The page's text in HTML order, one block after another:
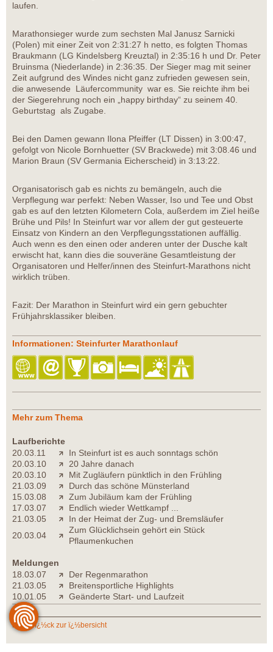
laufen.
Marathonsieger wurde zum sechsten Mal Janusz Sarnicki
(Polen) mit einer Zeit von 2:31:27 h netto, es folgten Thomas
Braukmann (LG Kindelsberg Kreuztal) in 2:35:16 h und Dr. Peter
Bruinsma (Niederlande) in 2:36:35. Der Sieger mag mit seiner
Zeit aufgrund des Windes nicht ganz zufrieden gewesen sein,
die anwesende Läufercommunity war es. Sie reichte ihm bei
der Siegerehrung noch ein „happy birthday“ zu seinem 40.
Geburtstag als Zugabe.
Bei den Damen gewann Ilona Pfeiffer (LT Dissen) in 3:00:47,
gefolgt von Nicole Bornhuetter (SV Brackwede) mit 3:08.46 und
Marion Braun (SV Germania Eicherscheid) in 3:13:22.
Organisatorisch gab es nichts zu bemängeln, auch die
Verpflegung war perfekt: Neben Wasser, Iso und Tee und Obst
gab es auf den letzten Kilometern Cola, außerdem im Ziel heiße
Brühe und Pils! In Steinfurt war vor allem der gut gesteuerte
Einsatz von Kindern an den Verpflegungsstationen auffällig.
Auch wenn es den einen oder anderen unter der Dusche kalt
erwischt hat, kann dies die souveräne Gesamtleistung der
Organisatoren und Helfer/innen des Steinfurt-Marathons nicht
wirklich trüben.
Fazit: Der Marathon in Steinfurt wird ein gern gebuchter
Frühjahrsklassiker bleiben.
Informationen: Steinfurter Marathonlauf
Mehr zum Thema
Laufberichte
20.03.11
In Steinfurt ist es auch sonntags schön
20.03.10
20 Jahre danach
20.03.10
Mit Zugläufern pünktlich in den Frühling
21.03.09
Durch das schöne Münsterland
15.03.08
Zum Jubiläum kam der Frühling
17.03.07
Endlich wieder Wettkampf ...
21.03.05
In der Heimat der Zug- und Bremsläufer
20.03.04
Zum Glücklichsein gehört ein Stück
Pflaumenkuchen
Meldungen
18.03.07
Der Regenmarathon
21.03.05
Breitensportliche Highlights
10.01.05
Geänderte Start- und Laufzeit
zurï¿½ck zur ï¿½bersicht